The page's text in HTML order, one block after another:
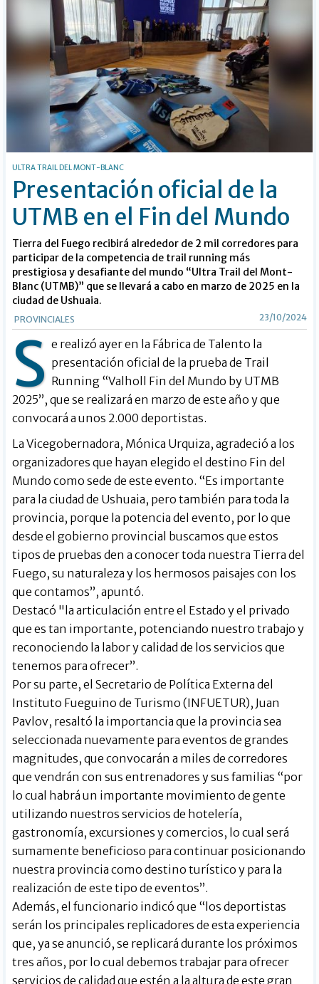
ULTRA TRAIL DEL MONT-BLANC
Presentación oficial de la
UTMB en el Fin del Mundo
Tierra del Fuego recibirá alrededor de 2 mil corredores para
participar de la competencia de trail running más
prestigiosa y desafiante del mundo “Ultra Trail del Mont-
Blanc (UTMB)” que se llevará a cabo en marzo de 2025 en la
ciudad de Ushuaia.
PROVINCIALES 23/10/2024
S e realizó ayer en la Fábrica de Talento la
presentación oficial de la prueba de Trail
Running “Valholl Fin del Mundo by UTMB
2025”, que se realizará en marzo de este año y que
convocará a unos 2.000 deportistas.
La Vicegobernadora, Mónica Urquiza, agradeció a los
organizadores que hayan elegido el destino Fin del
Mundo como sede de este evento. “Es importante
para la ciudad de Ushuaia, pero también para toda la
provincia, porque la potencia del evento, por lo que
desde el gobierno provincial buscamos que estos
tipos de pruebas den a conocer toda nuestra Tierra del
Fuego, su naturaleza y los hermosos paisajes con los
que contamos”, apuntó.
Destacó "la articulación entre el Estado y el privado
que es tan importante, potenciando nuestro trabajo y
reconociendo la labor y calidad de los servicios que
tenemos para ofrecer”.
Por su parte, el Secretario de Política Externa del
Instituto Fueguino de Turismo (INFUETUR), Juan
Pavlov, resaltó la importancia que la provincia sea
seleccionada nuevamente para eventos de grandes
magnitudes, que convocarán a miles de corredores
que vendrán con sus entrenadores y sus familias “por
lo cual habrá un importante movimiento de gente
utilizando nuestros servicios de hotelería,
gastronomía, excursiones y comercios, lo cual será
sumamente beneficioso para continuar posicionando
nuestra provincia como destino turístico y para la
realización de este tipo de eventos”.
Además, el funcionario indicó que “los deportistas
serán los principales replicadores de esta experiencia
que, ya se anunció, se replicará durante los próximos
tres años, por lo cual debemos trabajar para ofrecer
servicios de calidad que estén a la altura de este gran